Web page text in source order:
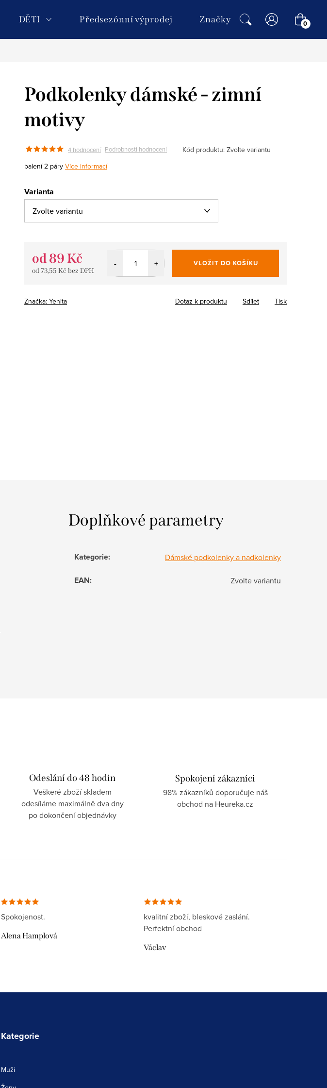
DĚTI Předsezónní výprodej Značky
Podkolenky dámské - zimní
motivy
4 hodnocení Podrobnosti hodnocení Kód produktu: Zvolte variantu
balení 2 páry Více informací
Varianta
od89 Kč
od73,55 Kč bez DPH
VLOŽIT DO KOŠÍKU
Značka: Yenita Tisk
Dotaz k produktu Sdílet
Doplňkové parametry
Kategorie: Dámské podkolenky a nadkolenky
EAN: Zvolte variantu
Odeslání do 48 hodin
Veškeré zboží skladem
odesíláme maximálně dva dny
po dokončení objednávky
Spokojení zákazníci
98% zákazníků doporučuje náš
obchod na Heureka.cz
Spokojenost.
Alena Hamplová
kvalitní zboží, bleskové zaslání.
Perfektní obchod
Václav
Kategorie
Muži